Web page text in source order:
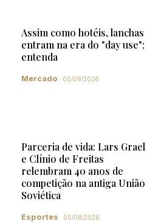
Assim como hotéis, lanchas
entram na era do "day use";
entenda
Mercado 05/08/2026
Parceria de vida: Lars Grael
e Clínio de Freitas
relembram 40 anos de
competição na antiga União
Soviética
Esportes 05/08/2026